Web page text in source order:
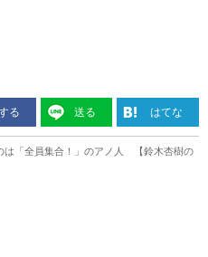
る 送る はてな
は「全員集合！」のアノ人 【鈴木杏樹の